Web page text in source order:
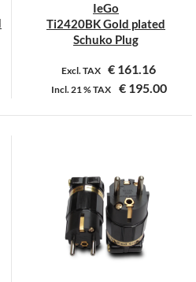
IeGo
Ti2420BK Gold plated
Schuko Plug
Excl. TAX € 161.16
Incl. 21 %TAX €195.00